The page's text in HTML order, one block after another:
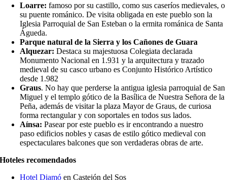
Loarre:famoso por su castillo, como sus caseríos medievales, o
su puente románico. De visita obligada en este pueblo son la
Iglesia Parroquial de San Esteban o la ermita románica de Santa
Águeda.
Parque natural de la Sierra y los Cañones de Guara
Alquezar:Destaca su majestuosa Colegiata declarada
Monumento Nacional en 1.931 y la arquitectura y trazado
medieval de su casco urbano es Conjunto Histórico Artístico
desde 1.982
Graus. No hay que perderse la antigua iglesia parroquial de San
Miguel y el templo gótico de la Basílica de Nuestra Señora de la
Peña, además de visitar la plaza Mayor de Graus, de curiosa
forma rectangular y con soportales en todos sus lados.
Aínsa:Pasear por este pueblo es ir encontrando a nuestro
paso edificios nobles y casas de estilo gótico medieval con
espectaculares balcones que son verdaderas obras de arte.
Hoteles recomendados
Hotel Diamó en Castejón del Sos